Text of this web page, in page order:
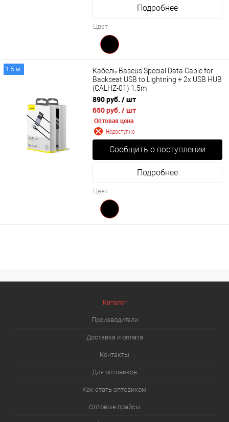
Подробнее
Цвет
1.5 м.
Кабель Baseus Special Data Cable for
Backseat USB to Lightning + 2x USB HUB
(CALHZ-01) 1.5m
890 руб. / шт
650 руб. / шт
Оптовая цена
Недоступно
Сообщить о поступлении
Подробнее
Цвет
Каталог
Производители
Доставка и оплата
Контакты
Для оптовиков
Как стать оптовиком
Оптовые прайсы